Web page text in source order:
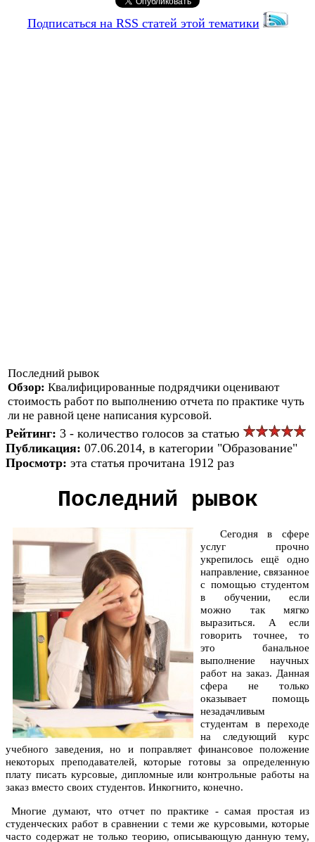
Подписаться на RSS статей этой тематики
Последний рывок
Обзор: Квалифицированные подрядчики оценивают
стоимость работ по выполнению отчета по практике чуть
ли не равной цене написания курсовой.
Рейтинг: 3 - количество голосов за статью
Публикация: 07.06.2014, в категории "Образование"
Просмотр: эта статья прочитана 1912 раз
Последний рывок
Сегодня в сфере
услуг прочно
укрепилось ещё одно
направление, связанное
с помощью студентом
в обучении, если
можно так мягко
выразиться. А если
говорить точнее, то
это банальное
выполнение научных
работ на заказ. Данная
сфера не только
оказывает помощь
незадачливым
студентам в переходе
на следующий курс
учебного заведения, но и поправляет финансовое положение
некоторых преподавателей, которые готовы за определенную
плату писать курсовые, дипломные или контрольные работы на
заказ вместо своих студентов. Инкогнито, конечно.
Многие думают, что отчет по практике - самая простая из
студенческих работ в сравнении с теми же курсовыми, которые
часто содержат не только теорию, описывающую данную тему,